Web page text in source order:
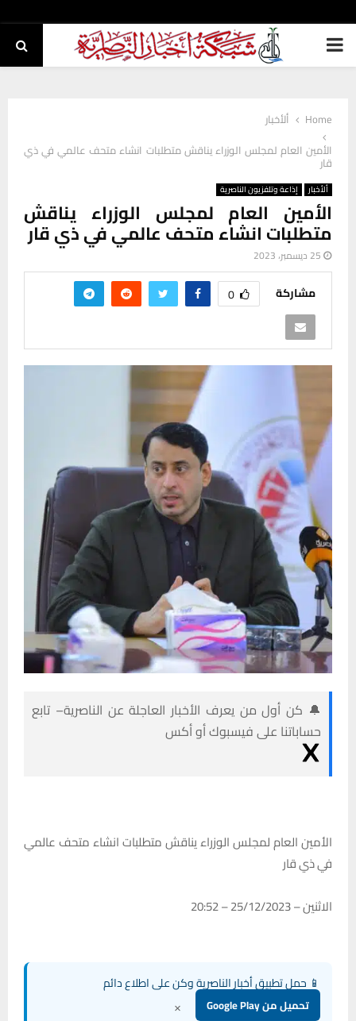
PRIMARY
Home
ألأخبار
الأمين العام لمجلس الوزراء يناقش متطلبات انشاء متحف عالمي في ذي
قار
ألأخبار إذاعة وتلفزيون الناصرية
الأمين العام لمجلس الوزراء يناقش
متطلبات انشاء متحف عالمي في ذي قار
25 ديسمبر، 2023
مشاركة 0
🔔 كن أول من يعرف الأخبار العاجلة عن الناصرية– تابع
حساباتنا على فيسبوك أو أكس
الأمين العام لمجلس الوزراء يناقش متطلبات انشاء متحف عالمي
في ذي قار
الاثنين – 25/12/2023 – 20:52
📱 حمل تطبيق أخبار الناصرية وكن على اطلاع دائم
تحميل من Google Play ×